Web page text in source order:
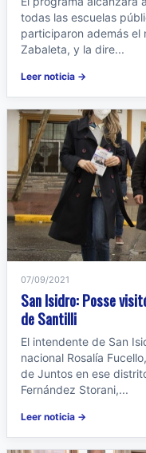
todas las escuelas
participaron además el
Zabaleta, y la dire...
Leer noticia →
07/09/2021
San Isidro: Posse
de Santilli
El intendente de San
nacional Rosalía
de Juntos en ese
Fernández Storani,...
Leer noticia →